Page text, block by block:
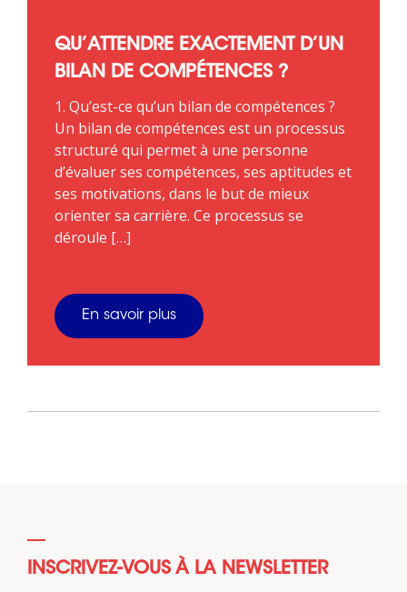
QU’ATTENDRE EXACTEMENT D’UN
BILAN DE COMPÉTENCES ?
1. Qu’est-ce qu’un bilan de compétences ?
Un bilan de compétences est un processus
structuré qui permet à une personne
d’évaluer ses compétences, ses aptitudes et
ses motivations, dans le but de mieux
orienter sa carrière. Ce processus se
déroule […]
En savoir plus
INSCRIVEZ-VOUS À LA NEWSLETTER